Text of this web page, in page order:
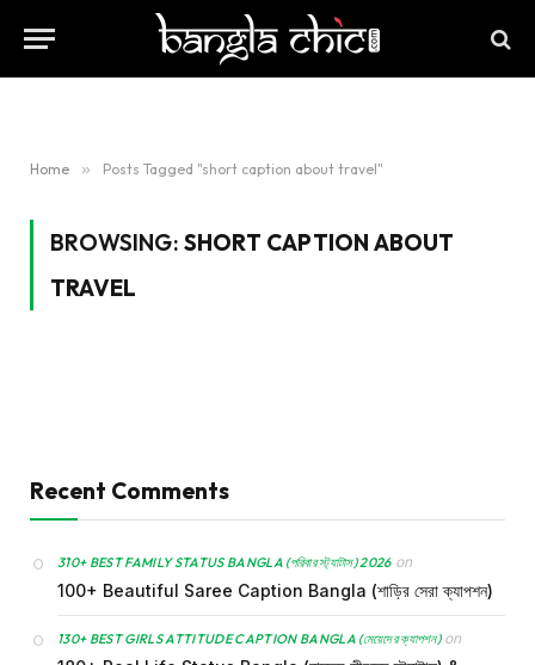
Home » Posts Tagged "short caption about travel"
BROWSING: SHORT CAPTION ABOUT
TRAVEL
Recent Comments
310+ BEST FAMILY STATUS BANGLA (পরিবার স্ট্যাটাস) 2026on
100+ Beautiful Saree Caption Bangla (শাড়ির সেরা ক্যাপশন)
130+ BEST GIRLS ATTITUDE CAPTION BANGLA (মেয়েদের ক্যাপশন)on